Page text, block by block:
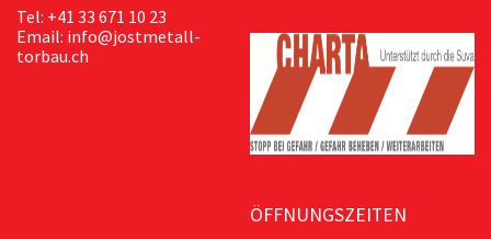
Tel: +41 33 671 10 23
Email: info@jostmetall-
torbau.ch
ÖFFNUNGSZEITEN